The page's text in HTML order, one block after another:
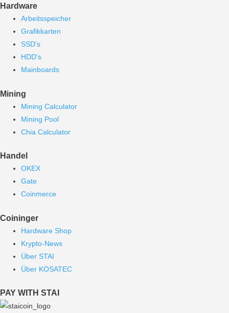
Hardware
Arbeitsspeicher
Grafikkarten
SSD's
HDD's
Mainboards
Mining
Mining Calculator
Mining Pool
Chia Calculator
Handel
OKEX
Gate
Coinmerce
Coininger
Hardware Shop
Krypto-News
Über STAI
Über KOSATEC
PAY WITH STAI